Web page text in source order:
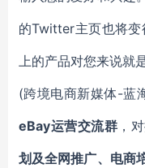
的Twitter主页也将
上的产品对您来说就
(跨境电商新媒体-蓝
eBay运营交流群 ，
划及全网推广、电商